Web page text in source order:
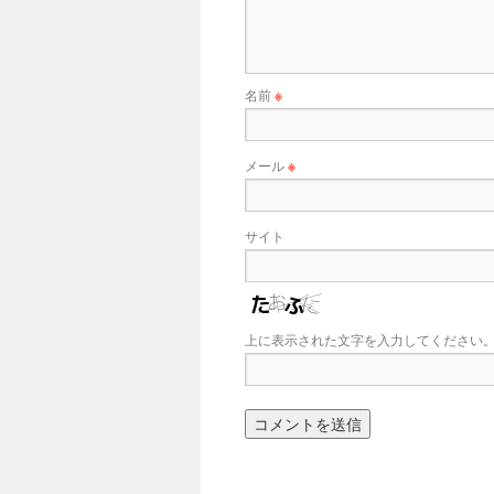
名前※
メール※
サイト
上に表示された文字を入力してください